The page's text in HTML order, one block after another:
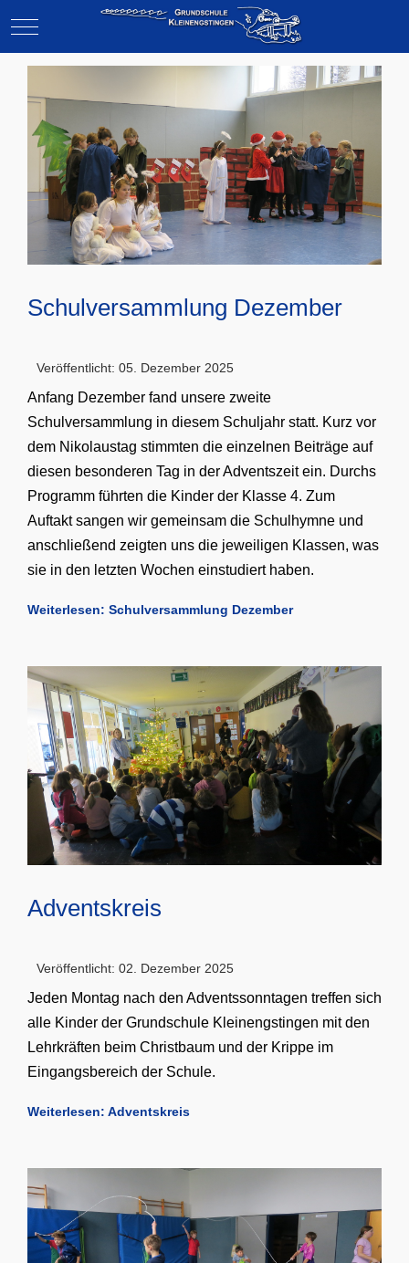
Mobile Menu Toggle
Schulversammlung Dezember
Veröffentlicht: 05. Dezember 2025
Anfang Dezember fand unsere zweite
Schulversammlung in diesem Schuljahr statt. Kurz vor
dem Nikolaustag stimmten die einzelnen Beiträge auf
diesen besonderen Tag in der Adventszeit ein. Durchs
Programm führten die Kinder der Klasse 4. Zum
Auftakt sangen wir gemeinsam die Schulhymne und
anschließend zeigten uns die jeweiligen Klassen, was
sie in den letzten Wochen einstudiert haben.
Weiterlesen: Schulversammlung Dezember
Adventskreis
Veröffentlicht: 02. Dezember 2025
Jeden Montag nach den Adventssonntagen treffen sich
alle Kinder der Grundschule Kleinengstingen mit den
Lehrkräften beim Christbaum und der Krippe im
Eingangsbereich der Schule.
Weiterlesen: Adventskreis